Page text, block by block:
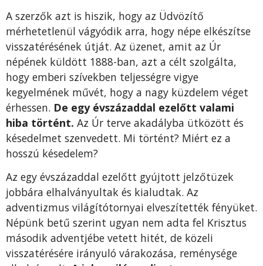
A szerzők azt is hiszik, hogy az Üdvözítő
mérhetetlenül vágyódik arra, hogy népe elkészítse
visszatérésének útját. Az üzenet, amit az Úr
népének küldött 1888-ban, azt a célt szolgálta,
hogy emberi szívekben teljességre vigye
kegyelmének művét, hogy a nagy küzdelem véget
érhessen. De egy évszázaddal ezelőtt valami
hiba történt. Az Úr terve akadályba ütközött és
késedelmet szenvedett. Mi történt? Miért ez a
hosszú késedelem?
Az egy évszázaddal ezelőtt gyújtott jelzőtüzek
jobbára elhalványultak és kialudtak. Az
adventizmus világítótornyai elveszítették fényüket.
Népünk betű szerint ugyan nem adta fel Krisztus
második adventjébe vetett hitét, de közeli
visszatérésére irányuló várakozása, reménysége